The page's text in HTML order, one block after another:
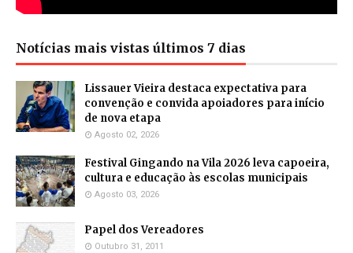
Notícias mais vistas últimos 7 dias
Lissauer Vieira destaca expectativa para
convenção e convida apoiadores para início
de nova etapa
Agosto 02, 2026
Festival Gingando na Vila 2026 leva capoeira,
cultura e educação às escolas municipais
Agosto 03, 2026
Papel dos Vereadores
Outubro 31, 2011